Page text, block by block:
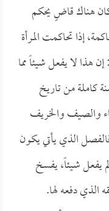
هناك قاضٍ يحكم
إذا تحاكمت المرأة
هذا لا يفعل شيئاً مما
كاملة من تاريخ
والصيف والخريف
الذي يأتي يكون
يفعل شيئاً، يفسخ
دفعه لها.